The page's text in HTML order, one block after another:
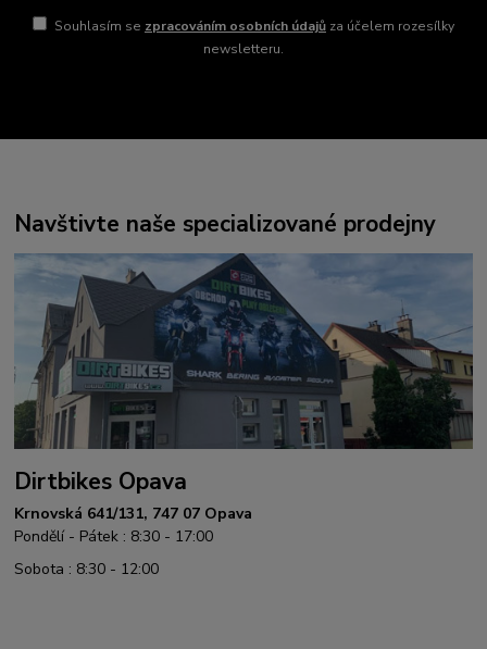
Souhlasím se zpracováním osobních údajůza účelem rozesílky
newsletteru.
Navštivte naše specializované prodejny
Dirtbikes Opava
Krnovská 641/131, 747 07 Opava
Pondělí - Pátek : 8:30 - 17:00
Sobota : 8:30 - 12:00